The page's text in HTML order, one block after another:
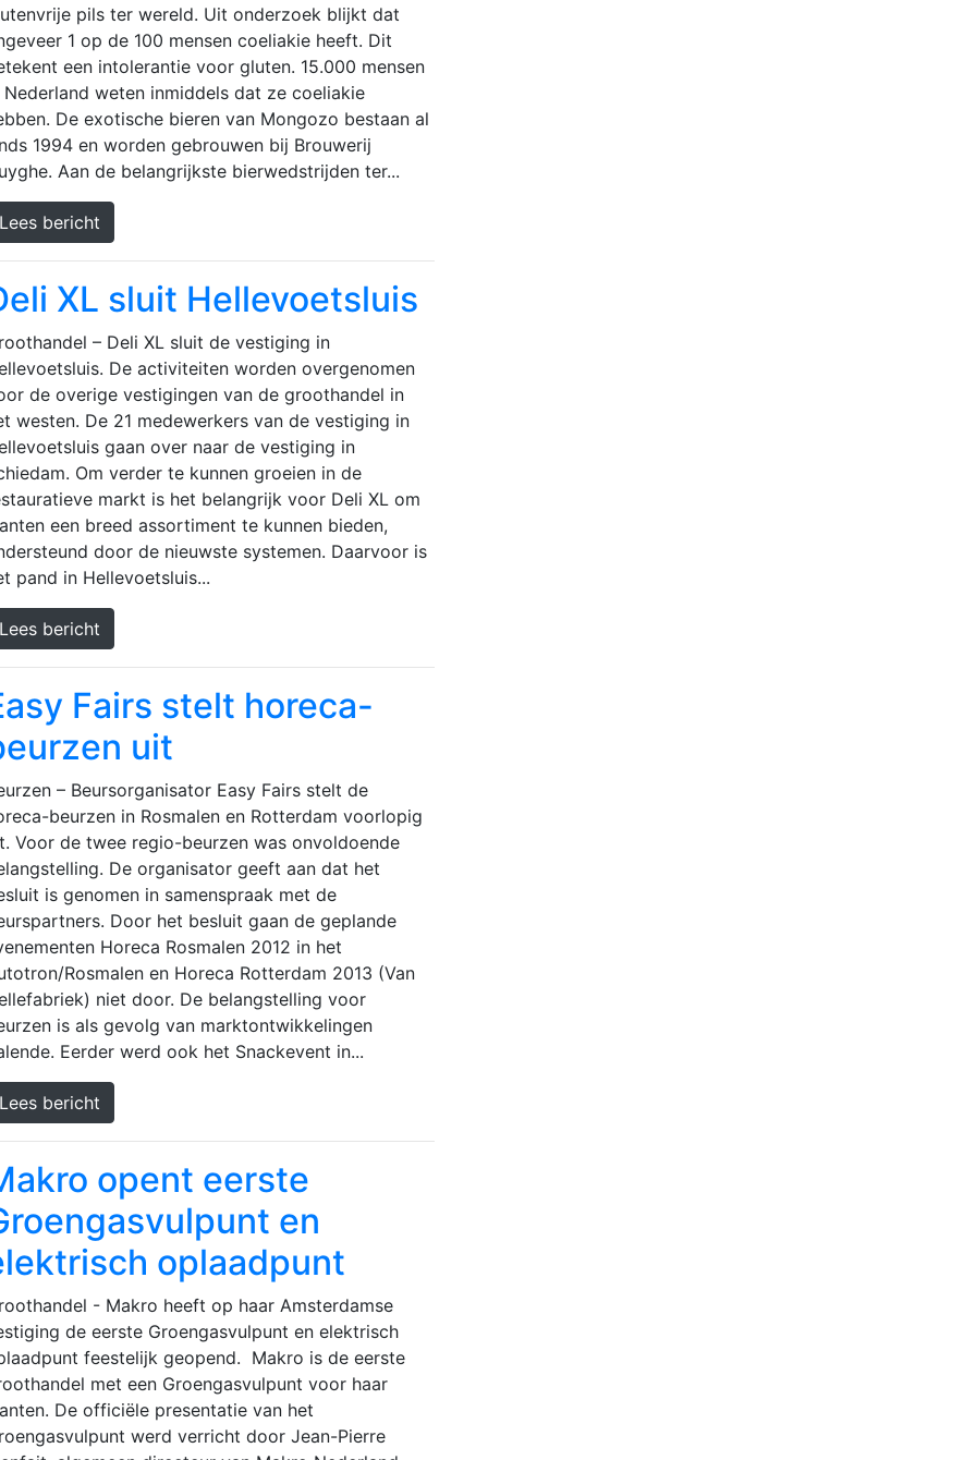
pils ter wereld. Uit onderzoek blijkt dat
1 op de 100 mensen coeliakie heeft. Dit
een intolerantie voor gluten. 15.000 mensen
Nederland weten inmiddels dat ze coeliakie
De exotische bieren van Mongozo bestaan al
1994 en worden gebrouwen bij Brouwerij
Aan de belangrijkste bierwedstrijden ter...
Lees bericht
XL sluit Hellevoetsluis
– Deli XL sluit de vestiging in
De activiteiten worden overgenomen
de overige vestigingen van de groothandel in
westen. De 21 medewerkers van de vestiging in
gaan over naar de vestiging in
Om verder te kunnen groeien in de
markt is het belangrijk voor Deli XL om
een breed assortiment te kunnen bieden,
door de nieuwste systemen. Daarvoor is
pand in Hellevoetsluis...
Lees bericht
Fairs stelt horeca-
uit
– Beursorganisator Easy Fairs stelt de
beurzen in Rosmalen en Rotterdam voorlopig
Voor de twee regio-beurzen was onvoldoende
De organisator geeft aan dat het
is genomen in samenspraak met de
Door het besluit gaan de geplande
Horeca Rosmalen 2012 in het
Rosmalen en Horeca Rotterdam 2013 (Van
niet door. De belangstelling voor
is als gevolg van marktontwikkelingen
Eerder werd ook het Snackevent in...
Lees bericht
opent eerste
en
oplaadpunt
- Makro heeft op haar Amsterdamse
de eerste Groengasvulpunt en elektrisch
feestelijk geopend. Makro is de eerste
met een Groengasvulpunt voor haar
De officiële presentatie van het
werd verricht door Jean-Pierre